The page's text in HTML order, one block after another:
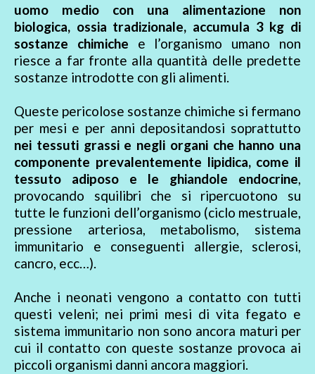
uomo medio con una alimentazione non
biologica, ossia tradizionale, accumula 3 kg di
sostanze chimiche e l’organismo umano non
riesce a far fronte alla quantità delle predette
sostanze introdotte con gli alimenti.
Queste pericolose sostanze chimiche si fermano
per mesi e per anni depositandosi soprattutto
nei tessuti grassi e negli organi che hanno una
componente prevalentemente lipidica, come il
tessuto adiposo e le ghiandole endocrine,
provocando squilibri che si ripercuotono su
tutte le funzioni dell’organismo (ciclo mestruale,
pressione arteriosa, metabolismo, sistema
immunitario e conseguenti allergie, sclerosi,
cancro, ecc…).
Anche i neonati vengono a contatto con tutti
questi veleni; nei primi mesi di vita fegato e
sistema immunitario non sono ancora maturi per
cui il contatto con queste sostanze provoca ai
piccoli organismi danni ancora maggiori.